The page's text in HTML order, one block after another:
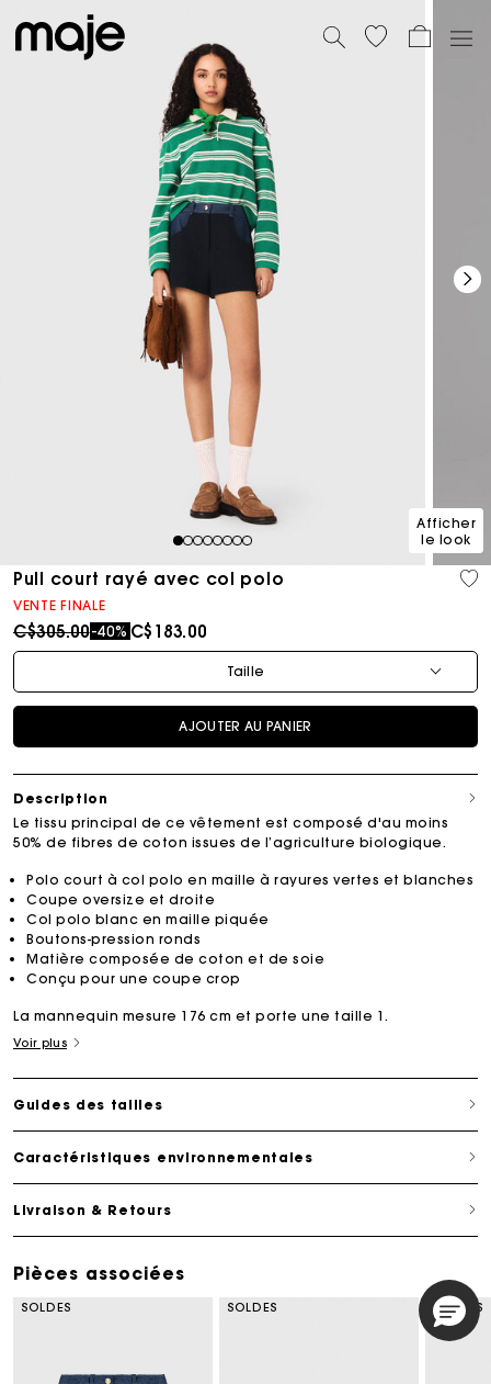
12345678
Afficher
le look
Pull court rayé avec col polo
VENTE FINALE
Price reduced from
C$305.00to
-40% C$183.00
Taille
AJOUTER AU PANIER
Description
Le tissu principal de ce vêtement est composé d'au moins
50% de fibres de coton issues de l’agriculture biologique.
Polo court à col polo en maille à rayures vertes et blanches
Coupe oversize et droite
Col polo blanc en maille piquée
Boutons-pression ronds
Matière composée de coton et de soie
Conçu pour une coupe crop
La mannequin mesure 176 cm et porte une taille 1.
Voir plus
Guides des tailles
Caractéristiques environnementales
Livraison & Retours
Pièces associées
SOLDES SOLDES SOLDES